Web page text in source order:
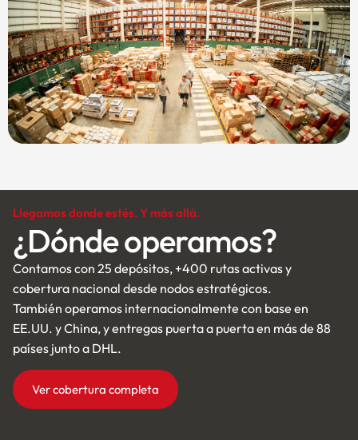
Llegamos donde estés. Y más allá.
¿Dónde operamos?
Contamos con 25 depósitos, +400 rutas activas y
cobertura nacional desde nodos estratégicos.
También operamos internacionalmente con base en
EE.UU. y China, y entregas puerta a puerta en más de 88
países junto a DHL.
Ver cobertura completa